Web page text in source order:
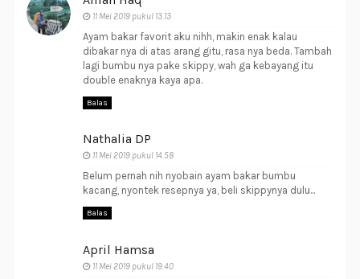
11 Mei 2019 pukul 13.13
Ayam bakar favorit aku nihh, makin enak kalau
dibakar nya di atas arang gitu, rasa nya beda. Tambah
lagi bumbu nya pake skippy, wah ga kebayang itu
double enaknya kaya apa.
Balas
Nathalia DP
11 Mei 2019 pukul 14.58
Belum pernah nih nyobain ayam bakar bumbu
kacang, nyontek resepnya ya, beli skippynya dulu...
Balas
April Hamsa
11 Mei 2019 pukul 19.40